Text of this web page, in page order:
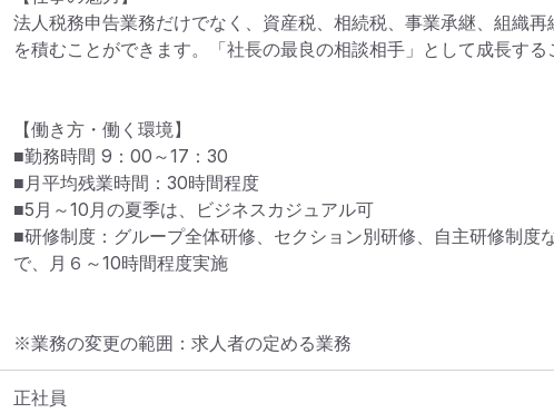
法人税務申告業務だけでなく、資産税、相続税、事業承継、組織
を積むことができます。「社長の最良の相談相手」として成長する
【働き方・働く環境】
■勤務時間 9：00～17：30
■月平均残業時間：30時間程度
■5月～10月の夏季は、ビジネスカジュアル可
■研修制度：グループ全体研修、セクション別研修、自主研修制度
で、月６～10時間程度実施
※業務の変更の範囲：求人者の定める業務
正社員